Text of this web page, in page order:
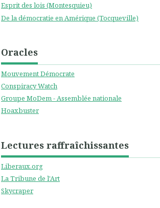
Esprit des lois (Montesquieu)
De la démocratie en Amérique (Tocqueville)
Oracles
Mouvement Démocrate
Conspiracy Watch
Groupe MoDem - Assemblée nationale
Hoaxbuster
Lectures raffraîchissantes
Liberaux.org
La Tribune de l'Art
Skycraper